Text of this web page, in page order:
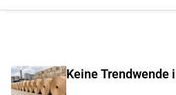
Keine Trendwende